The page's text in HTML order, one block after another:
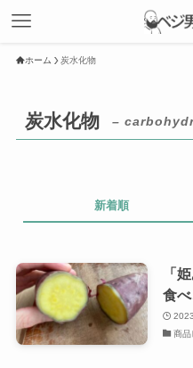
ホーム 炭水化物
炭水化物 –
新着順
「
食
商品